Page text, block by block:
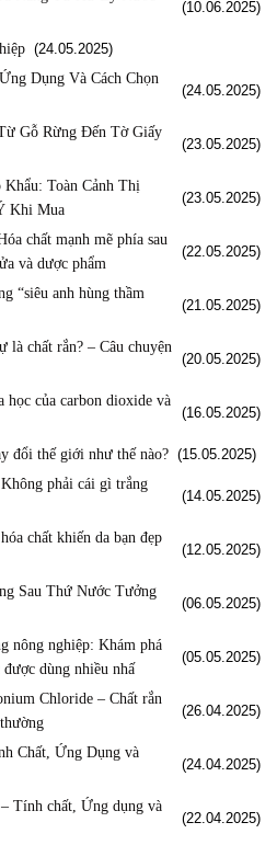
(10.06.2025)
(24.05.2025)
Dụng Và Cách Chọn
(24.05.2025)
Gỗ Rừng Đến Tờ Giấy
(23.05.2025)
Khẩu: Toàn Cảnh Thị
Khi Mua
(23.05.2025)
chất mạnh mẽ phía sau
và dược phẩm
(22.05.2025)
“siêu anh hùng thầm
(21.05.2025)
là chất rắn? – Câu chuyện
(20.05.2025)
học của carbon dioxide và
(16.05.2025)
đổi thế giới như thế nào? (15.05.2025)
phải cái gì trắng
(14.05.2025)
chất khiến da bạn đẹp
(12.05.2025)
Sau Thứ Nước Tưởng
(06.05.2025)
nông nghiệp: Khám phá
dùng nhiều nhấ
(05.05.2025)
Chloride – Chất rắn
(26.04.2025)
Chất, Ứng Dụng và
(24.04.2025)
Tính chất, Ứng dụng và
(22.04.2025)